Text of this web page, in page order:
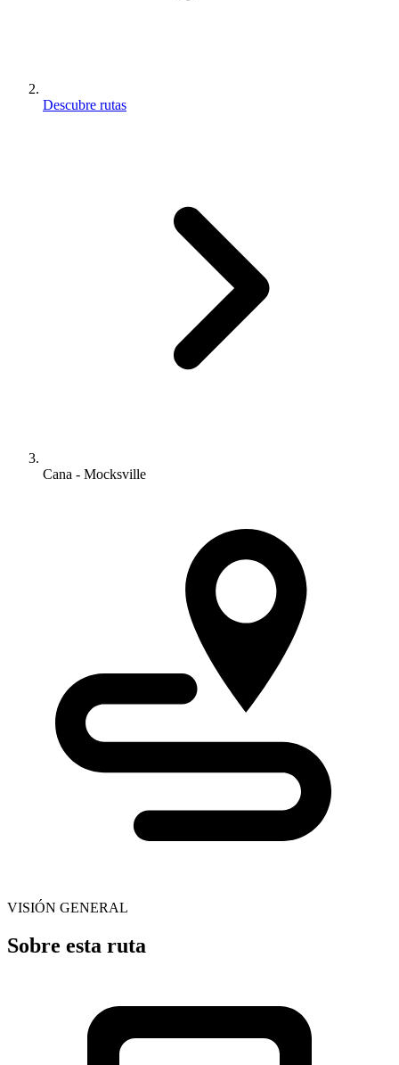
Descubre rutas
Cana - Mocksville
VISIÓN GENERAL
Sobre esta ruta